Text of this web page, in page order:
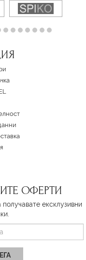
ОФЕРТИ
ексклузивни